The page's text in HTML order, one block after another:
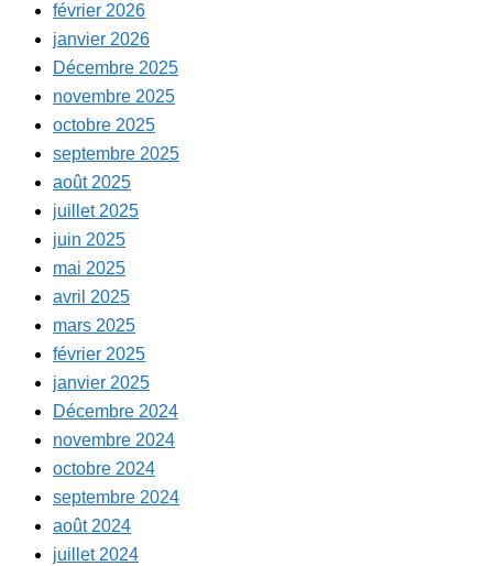
février 2026
janvier 2026
Décembre 2025
novembre 2025
octobre 2025
septembre 2025
août 2025
juillet 2025
juin 2025
mai 2025
avril 2025
mars 2025
février 2025
janvier 2025
Décembre 2024
novembre 2024
octobre 2024
septembre 2024
août 2024
juillet 2024